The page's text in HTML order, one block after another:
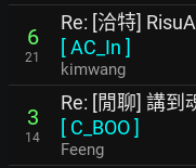
6
21
Re: [洽特]
[AC_In ]
kimwang
3
14
Re: [閒聊] 講到
[ C_BOO]
Feeng